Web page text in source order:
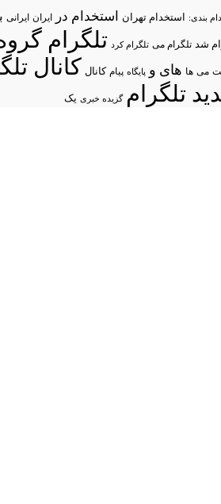
بندی: استخدام تهران استخدام در ایران ایرانی
شد تلگرام می تلگرام کرد تلگرام
می ها های و پایگاه پیام کانال کانال
تلگرام گزیده خبری یک